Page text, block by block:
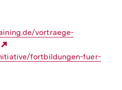
vortraege-
Link: fortbildungen-fuer-